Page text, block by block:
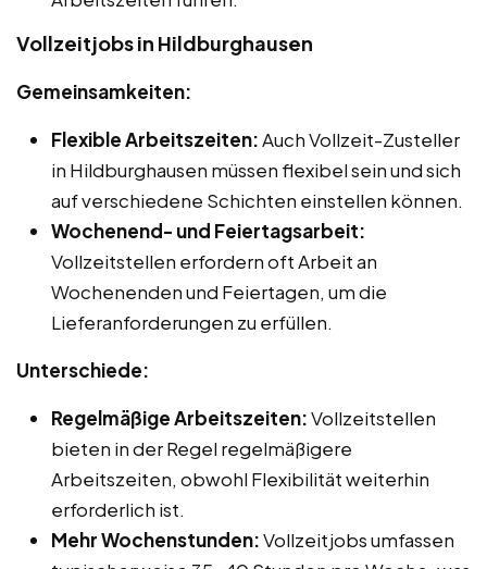
Vollzeitjobs in Hildburghausen
Gemeinsamkeiten:
Flexible Arbeitszeiten:Auch Vollzeit-Zusteller
in Hildburghausen müssen flexibel sein und sich
auf verschiedene Schichten einstellen können.
Wochenend- und Feiertagsarbeit:
Vollzeitstellen erfordern oft Arbeit an
Wochenenden und Feiertagen, um die
Lieferanforderungen zu erfüllen.
Unterschiede:
Regelmäßige Arbeitszeiten:Vollzeitstellen
bieten in der Regel regelmäßigere
Arbeitszeiten, obwohl Flexibilität weiterhin
erforderlich ist.
Mehr Wochenstunden:Vollzeitjobs umfassen